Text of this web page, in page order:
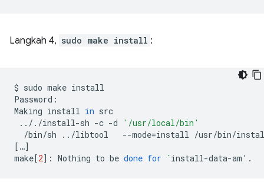
Langkah 4, sudo make install :
$ sudo make install
Password:
Making install in
.././install-sh -c -d
'/usr/local/bin'
/bin/sh
../libtool --mode=install /usr/bin/
[ …]
make[2] : Nothing to be done for `install-data-am '